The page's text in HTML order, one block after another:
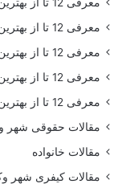
معرفی 12 تا از بهترین وکیل تبریز 🥇【آپدیت جدید】⚖️
معرفی 12 تا از بهترین وکیل رشت 🥇【آپدیت جدید】⚖️
معرفی 12 تا از بهترین وکیل ساری 🥇【آپدیت جدید】⚖️
معرفی 12 تا از بهترین وکیل شهریار 🥇【آپدیت جدید】⚖️
مقالات حقوقی شهر
مقالات خانواده
مقالات کیفری شهر